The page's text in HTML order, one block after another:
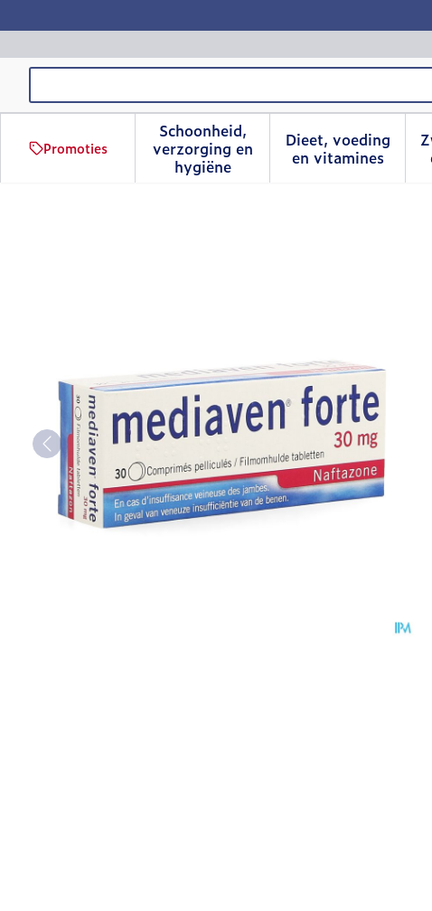
Promoties
Schoonheid,
verzorging en
hygiëne
Toon submenu voor
Dieet, voeding
en vitamines
Toon
Mediaven Forte Comp 30